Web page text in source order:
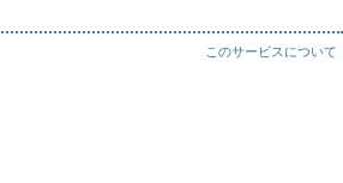
このサービスについて